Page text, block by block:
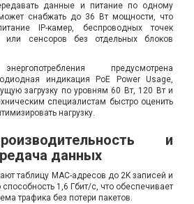
данные и питание по одному
снабжать до 36 Вт мощности, что
IP-камер, беспроводных точек
или сенсоров без отдельных блоков
предусмотрена
индикация PoE Power Usage,
загрузку по уровням 60 Вт, 120 Вт и
специалистам быстро оценить
нагрузку.
и
данных
таблицу MAC-адресов до 2K записей и
1,6 Гбит/с, что обеспечивает
трафика без потери пакетов.